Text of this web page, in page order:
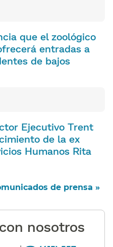
que el zoológico
entradas a
de bajos
Ejecutivo Trent
de la ex
Humanos Rita
de prensa »​​
nosotros​​